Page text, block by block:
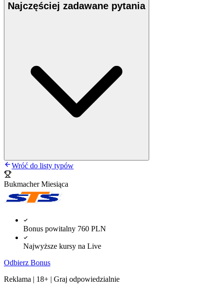
Najczęściej zadawane pytania
Wróć do listy typów
Bukmacher Miesiąca
Bonus powitalny 760 PLN
Najwyższe kursy na Live
Odbierz Bonus
Reklama | 18+ | Graj odpowiedzialnie